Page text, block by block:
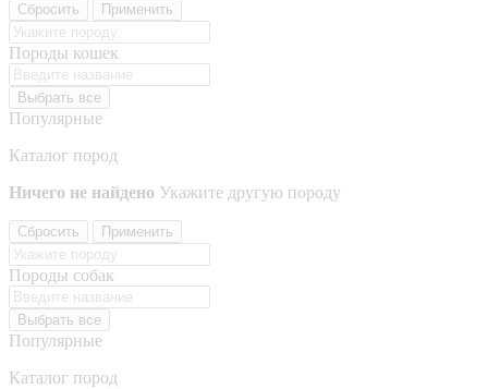
Сбросить Применить
Породы кошек
Выбрать все
Популярные
Каталог пород
Ничего не найдено Укажите другую породу
Сбросить Применить
Породы собак
Выбрать все
Популярные
Каталог пород